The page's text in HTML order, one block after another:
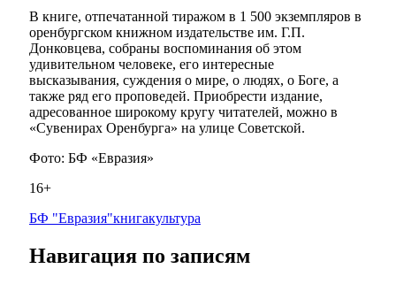
В книге, отпечатанной тиражом в 1 500 экземпляров в
оренбургском книжном издательстве им. Г.П.
Донковцева, собраны воспоминания об этом
удивительном человеке, его интересные
высказывания, суждения о мире, о людях, о Боге, а
также ряд его проповедей. Приобрести издание,
адресованное широкому кругу читателей, можно в
«Сувенирах Оренбурга» на улице Советской.
Фото: БФ «Евразия»
16+
БФ "Евразия"книгакультура
Навигация по записям